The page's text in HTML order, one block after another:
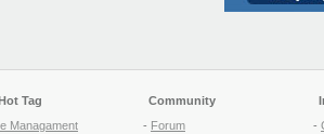
Tag
Managament
Community
- Forum
-